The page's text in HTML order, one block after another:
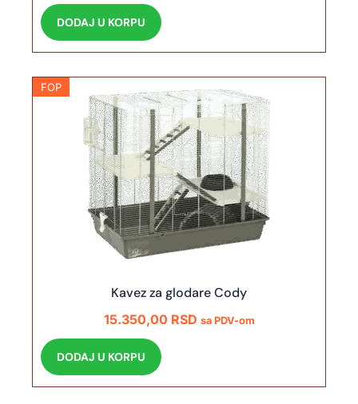
DODAJ U KORPU
FOP
Kavez za glodare Cody
15.350,00 RSD sa PDV-om
DODAJ U KORPU